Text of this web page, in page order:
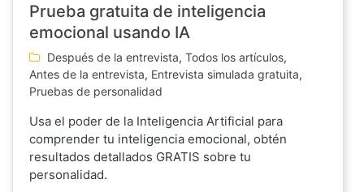
Prueba gratuita de inteligencia
emocional usando IA
Después de la entrevista, Todos los artículos,
Antes de la entrevista, Entrevista simulada gratuita,
Pruebas de personalidad
Usa el poder de la Inteligencia Artificial para
comprender tu inteligencia emocional, obtén
resultados detallados GRATIS sobre tu
personalidad.